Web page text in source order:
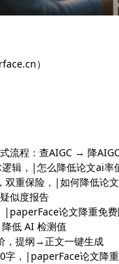
）
流程：查AIGC → 降
逻辑，|怎么降低论文ai
双重保险，|如何降低论
似度报告
|paperFace论文降重免
低 AI 检测值
，提纲→正文一键生成
字，|paperFace论文降